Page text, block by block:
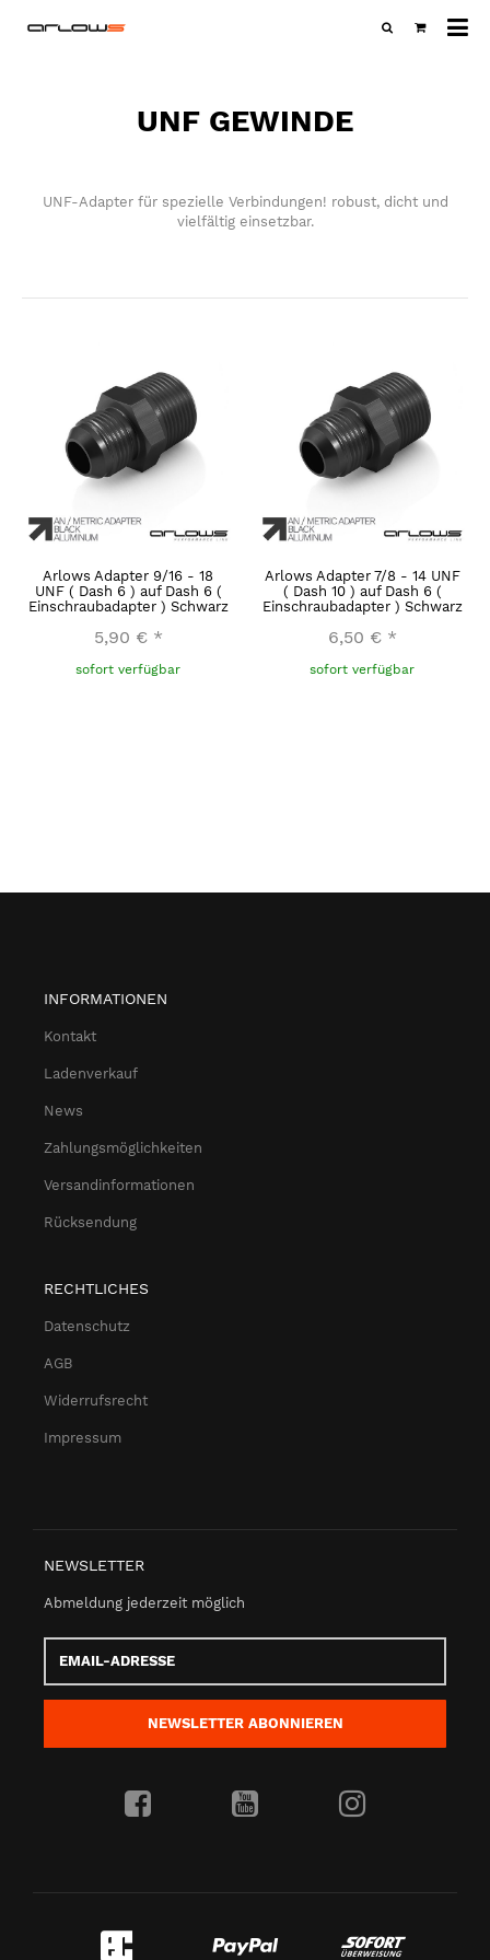
UNF GEWINDE
UNF-Adapter für spezielle Verbindungen! robust, dicht und
vielfältig einsetzbar.
Arlows Adapter 9/16 - 18
UNF ( Dash 6 ) auf Dash 6 (
Einschraubadapter ) Schwarz
5,90 € *
sofort verfügbar
Arlows Adapter 7/8 - 14 UNF
( Dash 10 ) auf Dash 6 (
Einschraubadapter ) Schwarz
6,50 € *
sofort verfügbar
INFORMATIONEN
Kontakt
Ladenverkauf
News
Zahlungsmöglichkeiten
Versandinformationen
Rücksendung
RECHTLICHES
Datenschutz
AGB
Widerrufsrecht
Impressum
NEWSLETTER
Abmeldung jederzeit möglich
Adresse
NEWSLETTER ABONNIEREN